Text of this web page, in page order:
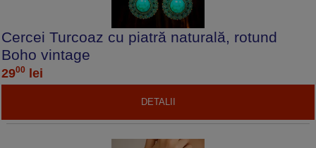
Cercei Turcoaz cu piatră naturală, rotund
Boho vintage
2900 lei
DETALII